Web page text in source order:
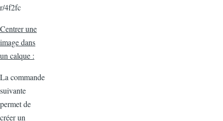
r/4f2fc
Centrer une
image dans
un calque :
La commande
suivante
permet de
créer un